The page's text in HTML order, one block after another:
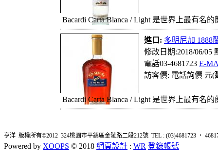
Bacardi Carta Blanca / Light 是世界上最有名
進口: 多明尼加 1888
修改日期:2018/06/05
電話03-4681723 E-
訪客價: 電話詢價 元(
Bacardi Carta Blanca / Light 是世界上最有名
亨洋 版權所有©2012 324桃園市平鎮區金陵路二段212號 TEL : (03)4681723 ‧
Powered by XOOPS © 2018 網頁設計 : WR 登錄帳號